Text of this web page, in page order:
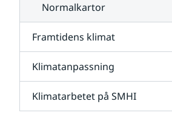
Normalkartor
Framtidens klimat
Klimatanpassning
Klimatarbetet på SMHI